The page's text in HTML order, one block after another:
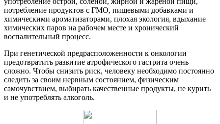
потребление продуктов с ГМО, пищевыми добавками и
химическими ароматизаторами, плохая экология, вдыхание
химических паров на рабочем месте и хронический
воспалительный процесс.
При генетической предрасположенности к онкологии
предотвратить развитие атрофического гастрита очень
сложно. Чтобы снизить риск, человеку необходимо постоянно
следить за своим нервным состоянием, физическим
самочувствием, выбирать качественные продукты, не курить
и не употреблять алкоголь.